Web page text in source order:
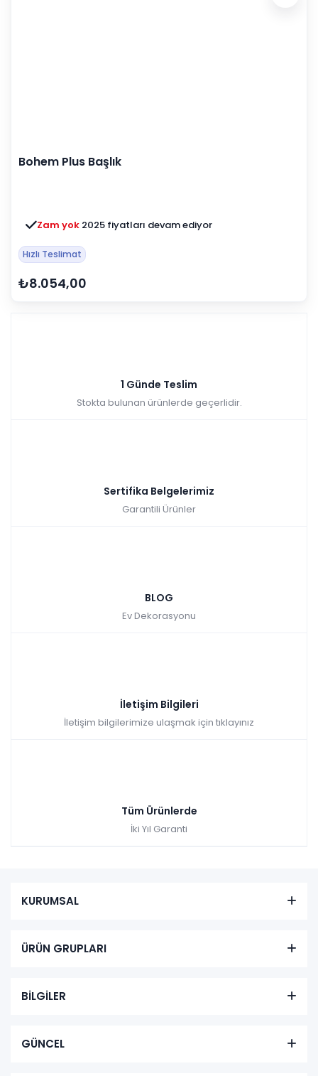
Bohem Plus Başlık
Zam yok 2025 fiyatları devam ediyor
Hızlı Teslimat
₺8.054,00
1 Günde Teslim
Stokta bulunan ürünlerde geçerlidir.
Sertifika Belgelerimiz
Garantili Ürünler
BLOG
Ev Dekorasyonu
İletişim Bilgileri
İletişim bilgilerimize ulaşmak için tıklayınız
Tüm Ürünlerde
İki Yıl Garanti
KURUMSAL
ÜRÜN GRUPLARI
BİLGİLER
GÜNCEL